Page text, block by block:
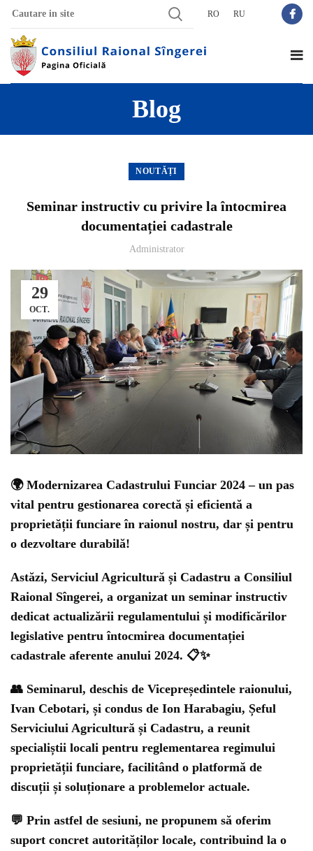
RO RU
Blog
NOUTĂȚI
Seminar instructiv cu privire la întocmirea
documentației cadastrale
Administrator
29
OCT.
🌍 Modernizarea Cadastrului Funciar 2024 – un pas
vital pentru gestionarea corectă și eficientă a
proprietății funciare în raionul nostru, dar și pentru
o dezvoltare durabilă!
Astăzi, Serviciul Agricultură și Cadastru a Consiliul
Raional Sîngerei, a organizat un seminar instructiv
dedicat actualizării regulamentului și modificărilor
legislative pentru întocmirea documentației
cadastrale aferente anului 2024. 📋✨
👥 Seminarul, deschis de Vicepreședintele raionului,
Ivan Cebotari, și condus de Ion Harabagiu, Șeful
Serviciului Agricultură și Cadastru, a reunit
specialiștii locali pentru reglementarea regimului
proprietății funciare, facilitând o platformă de
discuții și soluționare a problemelor actuale.
💬 Prin astfel de sesiuni, ne propunem să oferim
suport concret autorităților locale, contribuind la o